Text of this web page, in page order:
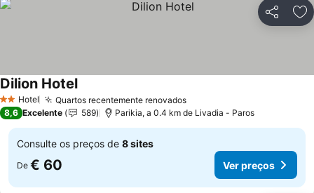
Partilhar
2 Estrelas
Hotel Quartos recentemente renovadosVer preços
Dilion HotelVer preços
8,6 Excelente 589 Parikia, a 0.4 km de Livadia - Paros
Consulte os preços de 8 sites
De € 60 Ver preços